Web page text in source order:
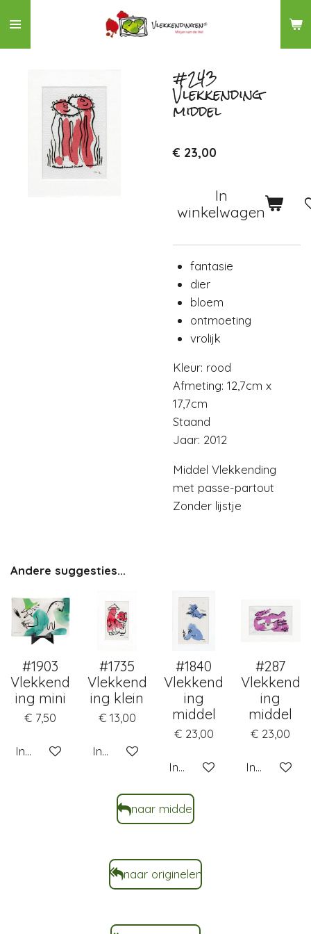
direct
naar
hoofdinhoud
#243
Vlekkending
middel
€ 23,00
In
winkelwagen
fantasie
dier
bloem
ontmoeting
vrolijk
Kleur: rood
Afmeting: 12,7cm x
17,7cm
Staand
Jaar: 2012
Middel Vlekkending
met passe-partout
Zonder lijstje
Andere suggesties...
#1903
Vlekkend
ing mini
€ 7,50
In winkelwagen
#1735
Vlekkend
ing klein
€ 13,00
In winkelwagen
#1840
Vlekkend
ing
middel
€ 23,00
In winkelwagen
#287
Vlekkend
ing
middel
€ 23,00
In
naar middel
naar originelen